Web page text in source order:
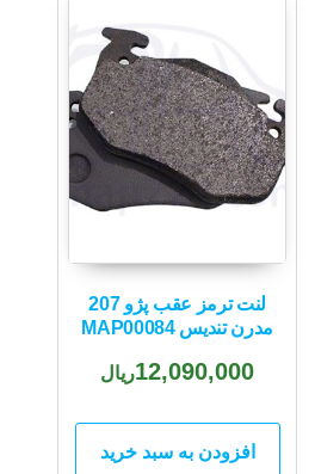
لنت ترمز عقب پژو 207
مدرن تندیس MAP00084
12,090,000ریال
افزودن به سبد خرید